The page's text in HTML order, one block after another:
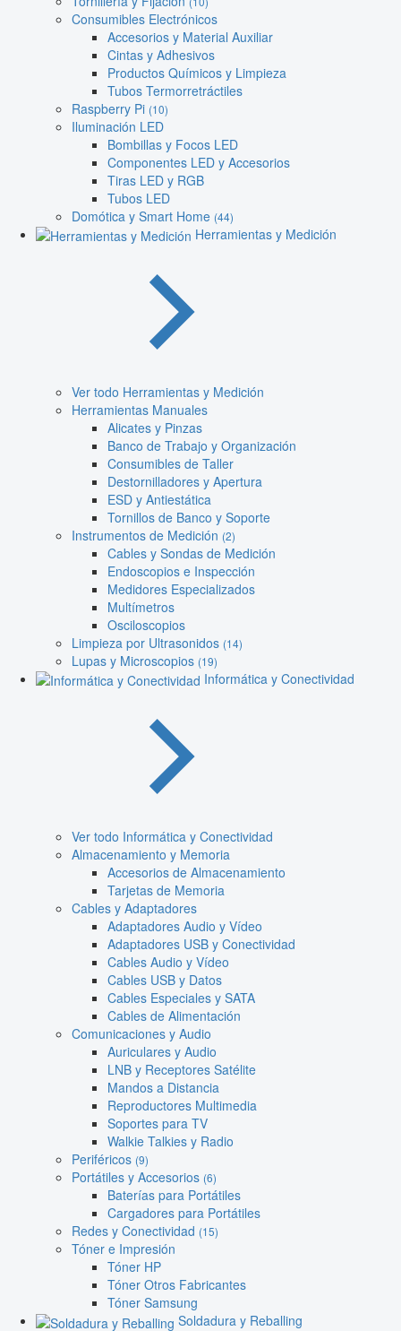
Consumibles Electrónicos
Accesorios y Material Auxiliar
Cintas y Adhesivos
Productos Químicos y Limpieza
Tubos Termorretráctiles
Raspberry Pi (10)
Iluminación LED
Bombillas y Focos LED
Componentes LED y Accesorios
Tiras LED y RGB
Tubos LED
Domótica y Smart Home (44)
Herramientas y Medición
Ver todo Herramientas y Medición
Herramientas Manuales
Alicates y Pinzas
Banco de Trabajo y Organización
Consumibles de Taller
Destornilladores y Apertura
ESD y Antiestática
Tornillos de Banco y Soporte
Instrumentos de Medición (2)
Cables y Sondas de Medición
Endoscopios e Inspección
Medidores Especializados
Multímetros
Osciloscopios
Limpieza por Ultrasonidos (14)
Lupas y Microscopios (19)
Informática y Conectividad
Ver todo Informática y Conectividad
Almacenamiento y Memoria
Accesorios de Almacenamiento
Tarjetas de Memoria
Cables y Adaptadores
Adaptadores Audio y Vídeo
Adaptadores USB y Conectividad
Cables Audio y Vídeo
Cables USB y Datos
Cables Especiales y SATA
Cables de Alimentación
Comunicaciones y Audio
Auriculares y Audio
LNB y Receptores Satélite
Mandos a Distancia
Reproductores Multimedia
Soportes para TV
Walkie Talkies y Radio
Periféricos (9)
Portátiles y Accesorios (6)
Baterías para Portátiles
Cargadores para Portátiles
Redes y Conectividad (15)
Tóner e Impresión
Tóner HP
Tóner Otros Fabricantes
Tóner Samsung
Soldadura y Reballing